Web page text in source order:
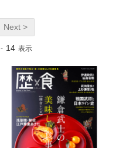
Next >
- 14 表示